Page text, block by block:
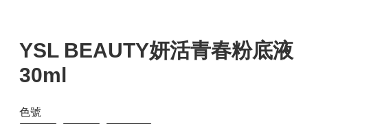
YSL BEAUTY妍活青春粉底液
30ml
色號